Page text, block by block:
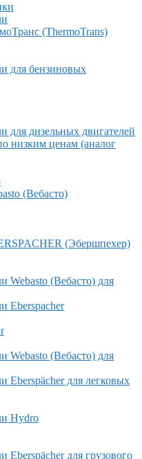
(ThermoTrans)
для бензиновых
для дизельных двигателей
низким ценам (аналог
(Вебасто)
(Эбершпехер)
Webasto (Вебасто) для
Eberspacher
Webasto (Вебасто) для
Eberspächer для легковых
Hydro
Eberspächer для грузового